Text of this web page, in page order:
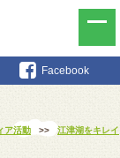
Facebook
ア活動 >>
江津湖をキレイ